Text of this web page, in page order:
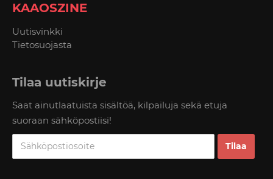
KAAOSZINE
Uutisvinkki
Tietosuojasta
Tilaa uutiskirje
Saat ainutlaatuista sisältöä, kilpailuja sekä etuja
suoraan sähköpostiisi!